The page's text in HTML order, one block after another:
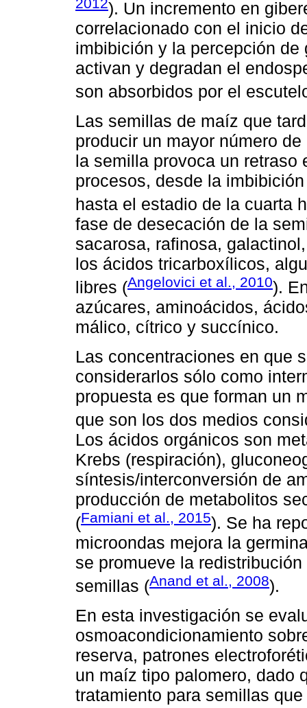
). Un incremento en
correlacionado con el inicio
imbibición y la percepción
activan y degradan el
son absorbidos por el
Las semillas de maíz que
producir un mayor número
la semilla provoca un retraso
procesos, desde la
hasta el estadio de la cuarta
fase de desecación de la
sacarosa, rafinosa,
los ácidos tricarboxílicos,
libres (Angelovici et al., 2010).
azúcares, aminoácidos,
málico, cítrico y succínico.
Las concentraciones en que
considerarlos sólo como
propuesta es que forman un
que son los dos medios
Los ácidos orgánicos son
Krebs (respiración),
síntesis/interconversión de
producción de metabolitos
(Famiani et al., 2015). Se ha
microondas mejora la
se promueve la
semillas (Anand et al., 2008).
En esta investigación se
osmoacondicionamiento
reserva, patrones
un maíz tipo palomero, dado
tratamiento para semillas